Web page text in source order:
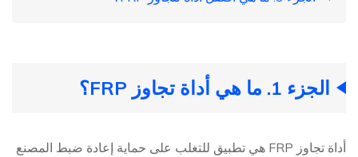
الجزء 1. ما هي أداة تجاوز FRP؟
أداة تجاوز FRP هي تطبيق للتغلب على حماية إعادة ضبط المصنع